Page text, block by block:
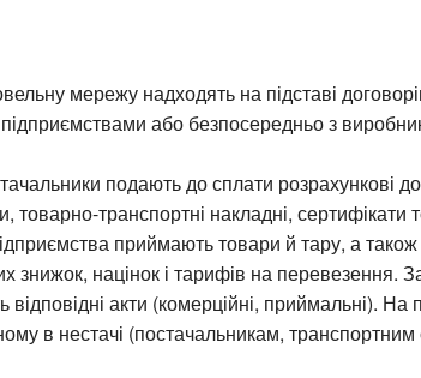
мережу надходять на підставі
або безпосередньо з
подають до сплати розрахункові
товарно-транспортні накладні,
приймають товари й тару, а
знижок, націнок і тарифів на перевезення.
акти (комерційні, приймальні). На
в нестачі (постачальникам, транспортним